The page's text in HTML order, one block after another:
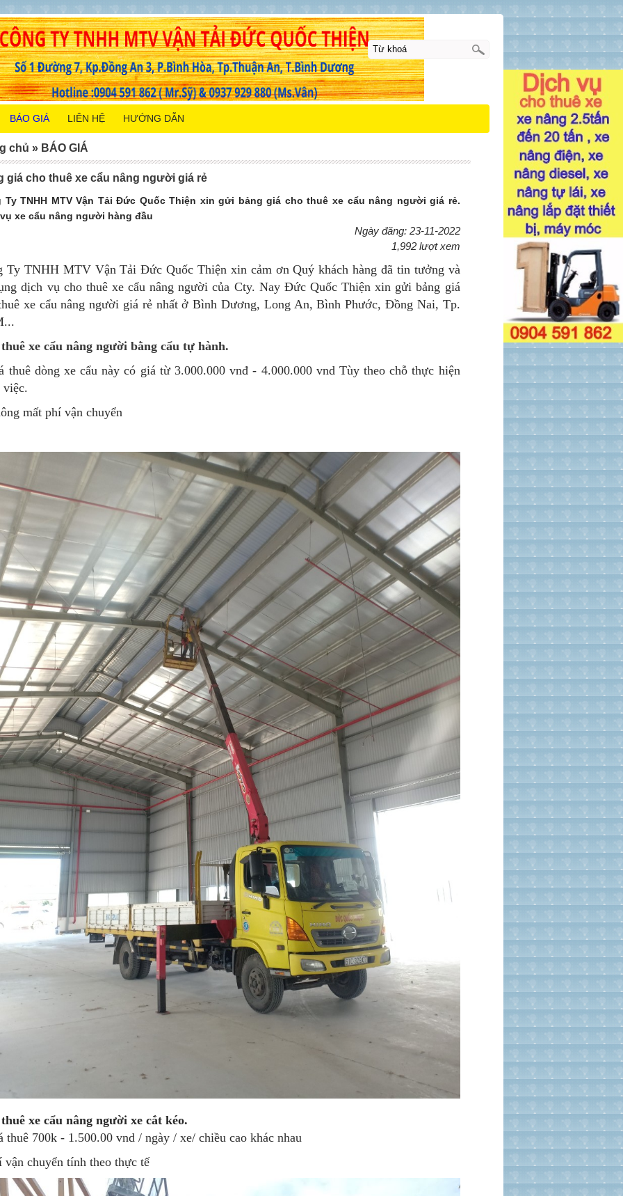
giá cho thuê xe cẩu nâng người giá rẻ
Ty TNHH MTV Vận Tải Đức Quốc Thiện xin gửi bảng giá cho thuê xe cẩu nâng người giá rẻ.
xe cẩu nâng người hàng đầu
Ngày đăng: 23-11-2022
1,992 lượt xem
Ty TNHH MTV Vận Tải Đức Quốc Thiện xin cảm ơn Quý khách hàng đã tin tưởng và
dịch vụ cho thuê xe cẩu nâng người của Cty. Nay Đức Quốc Thiện xin gửi bảng giá
xe cẩu nâng người giá rẻ nhất ở Bình Dương, Long An, Bình Phước, Đồng Nai, Tp.
xe cẩu nâng người bằng cẩu tự hành.
thuê dòng xe cẩu này có giá từ 3.000.000 vnđ - 4.000.000 vnd Tùy theo chỗ thực hiện
việc.
mất phí vận chuyển
xe cẩu nâng người xe cắt kéo.
thuê 700k - 1.500.00 vnd / ngày / xe/ chiều cao khác nhau
vận chuyển tính theo thực tế
chủ » BÁO GIÁ
BÁO GIÁ LIÊN HỆ HƯỚNG DẪN